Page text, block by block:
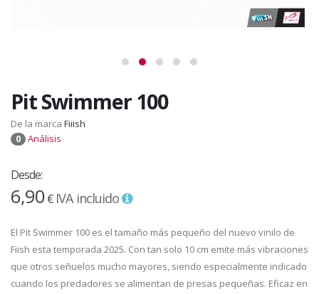
Pit Swimmer 100
De la marca Fiiish
0 Análisis
Desde:
6,90€ IVA incluido
El Pit Swimmer 100 es el tamaño más pequeño del nuevo vinilo de
Fiish esta temporada 2025. Con tan solo 10 cm emite más vibraciones
que otros señuelos mucho mayores, siendo especialmente indicado
cuando los predadores se alimentan de presas pequeñas. Eficaz en